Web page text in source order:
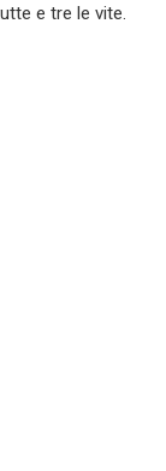
e tre le vite.